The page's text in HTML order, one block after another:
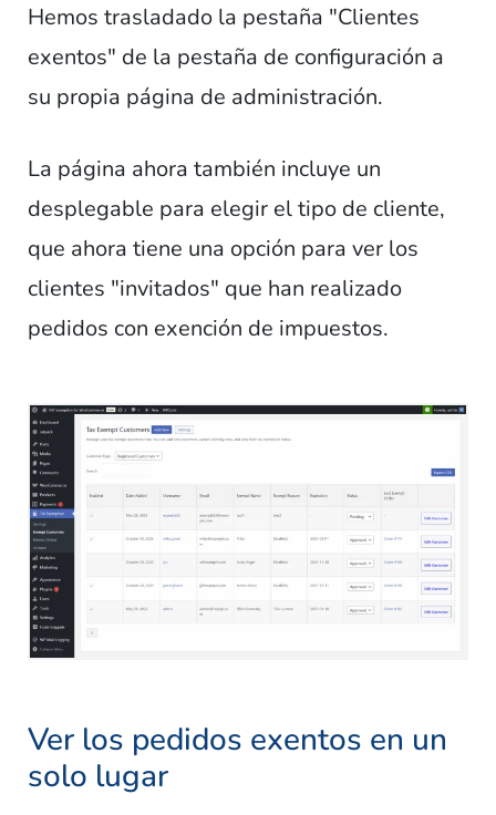
Hemos trasladado la pestaña "Clientes
exentos" de la pestaña de configuración a
su propia página de administración.
La página ahora también incluye un
desplegable para elegir el tipo de cliente,
que ahora tiene una opción para ver los
clientes "invitados" que han realizado
pedidos con exención de impuestos.
Ver los pedidos exentos en un
solo lugar